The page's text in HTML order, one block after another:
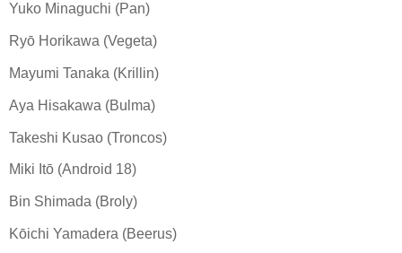
Yuko Minaguchi (Pan)
Ryō Horikawa (Vegeta)
Mayumi Tanaka (Krillin)
Aya Hisakawa (Bulma)
Takeshi Kusao (Troncos)
Miki Itō (Android 18)
Bin Shimada (Broly)
Kōichi Yamadera (Beerus)